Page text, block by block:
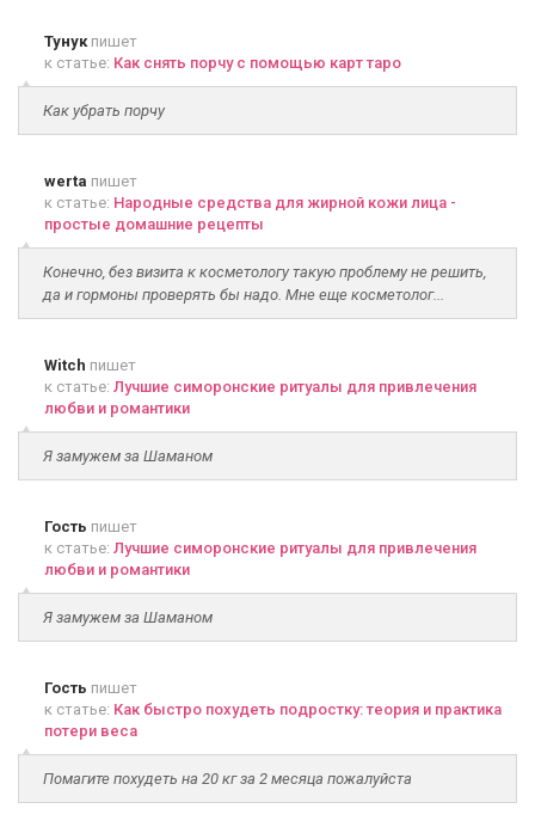
Тунукпишет
к статье: Как снять порчу с помощью карт таро
Как убрать порчу
werta пишет
к статье: Народные средства для жирной кожи лица -
простые домашние рецепты
Конечно, без визита к косметологу такую проблему не решить,
да и гормоны проверять бы надо. Мне еще косметолог...
Witch пишет
к статье: Лучшие симоронские ритуалы для привлечения
любви и романтики
Я замужем за Шаманом
Гость пишет
к статье: Лучшие симоронские ритуалы для привлечения
любви и романтики
Я замужем за Шаманом
Гость пишет
к статье: Как быстро похудеть подростку: теория и практика
потери веса
Помагите похудеть на 20 кг за 2 месяца пожалуйста